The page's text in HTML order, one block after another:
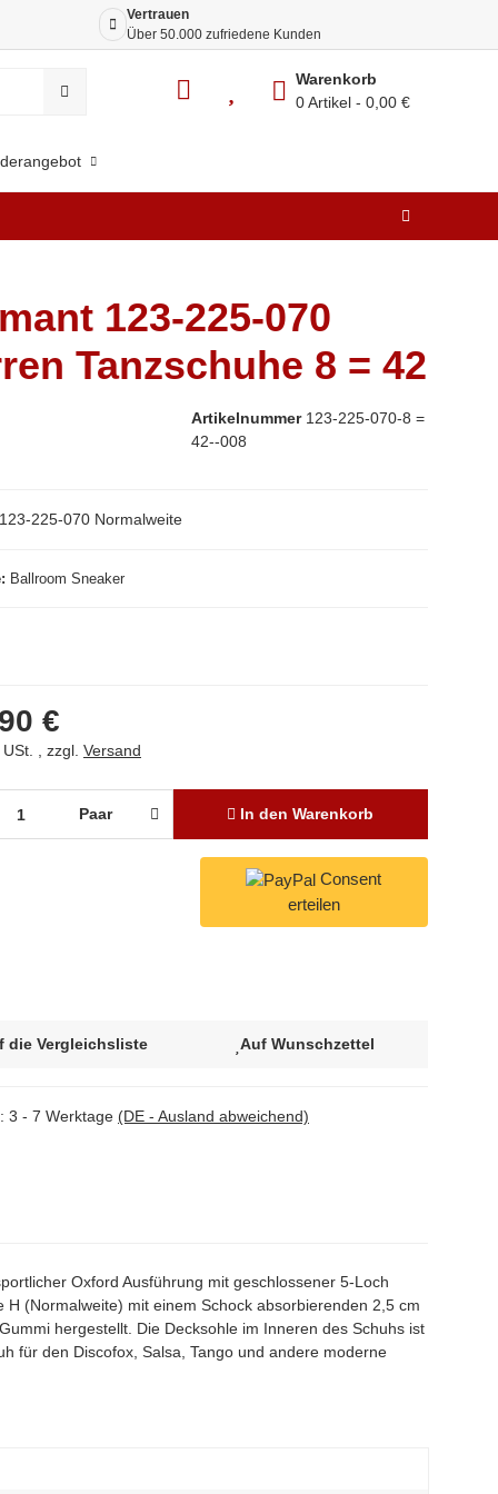
Vertrauen
Über 50.000 zufriedene Kunden
Warenkorb
0 Artikel
0,00 €
123-225-070
Tanzschuhe 8 = 42
Artikelnummer 123-225-070-8 =
42--008
Ballroom Sneaker
225-070 Normalweite
€
, zzgl. Versand
die Vergleichsliste Auf Wunschzettel
Paar In den Warenkorb
Consent
erteilen
3 - 7 Werktage (DE - Ausland abweichend)
Oxford Ausführung mit geschlossener 5-Loch
(Normalweite) mit einem Schock absorbierenden 2,5 cm
hergestellt. Die Decksohle im Inneren des Schuhs ist
für den Discofox, Salsa, Tango und andere moderne